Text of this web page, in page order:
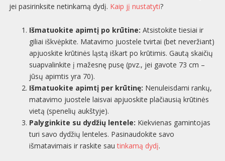
jei pasirinksite netinkamą dydį. Kaip jį nustatyti?
Išmatuokite apimtį po krūtine: Atsistokite tiesiai ir
giliai iškvėpkite. Matavimo juostele tvirtai (bet neveržiant)
apjuoskite krūtinės ląstą iškart po krūtimis. Gautą skaičių
suapvalinkite į mažesnę pusę (pvz., jei gavote 73 cm –
jūsų apimtis yra 70).
Išmatuokite apimtį per krūtinę: Nenuleisdami rankų,
matavimo juostele laisvai apjuoskite plačiausią krūtinės
vietą (spenelių aukštyje).
Palyginkite su dydžių lentele: Kiekvienas gamintojas
turi savo dydžių lenteles. Pasinaudokite savo
išmatavimais ir raskite sautinkamą dydį.